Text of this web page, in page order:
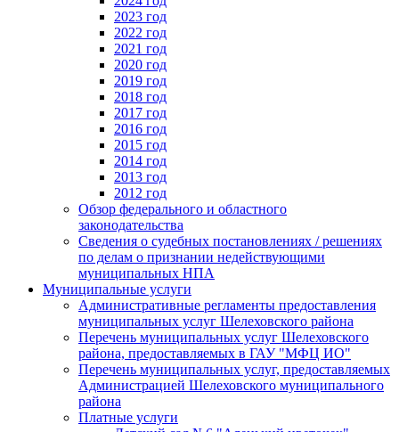
2023 год
2022 год
2021 год
2020 год
2019 год
2018 год
2017 год
2016 год
2015 год
2014 год
2013 год
2012 год
Обзор федерального и областного
законодательства
Сведения о судебных постановлениях / решениях
по делам о признании недействующими
муниципальных НПА
Муниципальные услуги
Административные регламенты предоставления
муниципальных услуг Шелеховского района
Перечень муниципальных услуг Шелеховского
района, предоставляемых в ГАУ "МФЦ ИО"
Перечень муниципальных услуг, предоставляемых
Администрацией Шелеховского муниципального
района
Платные услуги